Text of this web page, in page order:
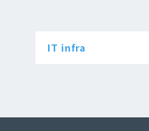
IT infra